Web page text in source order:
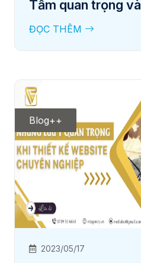
Tầm quan trọng
khi thiết kế
ĐỌC THÊM
Blog++
2023/05/17